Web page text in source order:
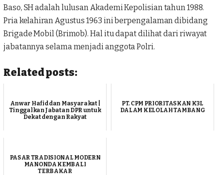
Baso, SH adalah lulusan Akademi Kepolisian tahun 1988.
Pria kelahiran Agustus 1963 ini berpengalaman dibidang
Brigade Mobil (Brimob). Hal itu dapat dilihat dari riwayat
jabatannya selama menjadi anggota Polri.
Related posts:
Anwar Hafid dan Masyarakat |
Tinggalkan Jabatan DPR untuk
Dekat dengan Rakyat
PT. CPM PRIORITASKAN K3L
DALAM KELOLAH TAMBANG
PASAR TRADISIONAL MODERN
MANONDA KEMBALI
TERBAKAR